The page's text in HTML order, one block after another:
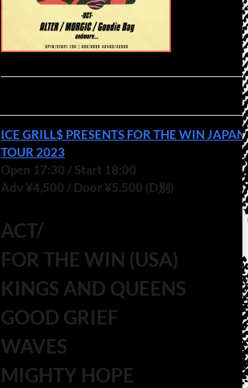
ICE GRILL$ PRESENTS FOR THE WIN JAPAN
TOUR 2023
Open 17:30 / Start 18:00
Adv ¥4,500 / Door ¥5,500 (D別)
ACT/
FOR THE WIN (USA)
KINGS AND QUEENS
GOOD GRIEF
WAVES
MIGHTY HOPE